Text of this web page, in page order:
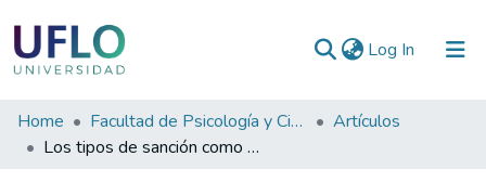
Log In (current)
Communities
&
Home Facultad de Psicología y Ciencias Sociales
Artículos
Los tipos de sanción como práctica docente para la resolución de conflictos intersubjetivos en clases de educación física de nivel inicial